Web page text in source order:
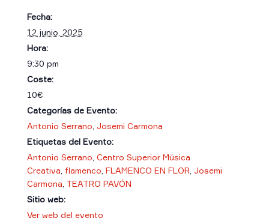
Fecha:
12 junio, 2025
Hora:
9:30 pm
Coste:
10€
Categorías de Evento:
Antonio Serrano, Josemi Carmona
Etiquetas del Evento:
Antonio Serrano, Centro Superior Música
Creativa, flamenco, FLAMENCO EN FLOR, Josemi
Carmona, TEATRO PAVÓN
Sitio web:
Ver web del evento